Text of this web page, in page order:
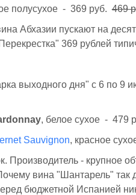
полусухое - 369 руб.469
Абхазии пускают на
369 рублей
выходного дня" с 6 по 9
, белое сухое - 479
Sauvignon, красное
Производитель - крупное
вина "Шантарель" так
бюджетной Испанией